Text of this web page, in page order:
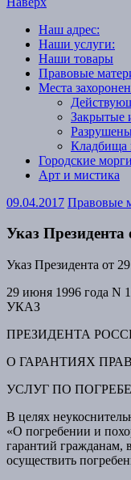
Наш адрес:
Наши услуги:
Наши товары
Правовые
Места
Закрытые
Кладбища
Городские морги
Арт и мистика
09.04.2017 Правовые
Указ
Указ Президента от
29 июня 1996 года N
УКАЗ
ПРЕЗИДЕНТА
О ГАРАНТИЯХ
УСЛУГ ПО
В целях
«О погребении и
гарантий гражданам,
осуществить